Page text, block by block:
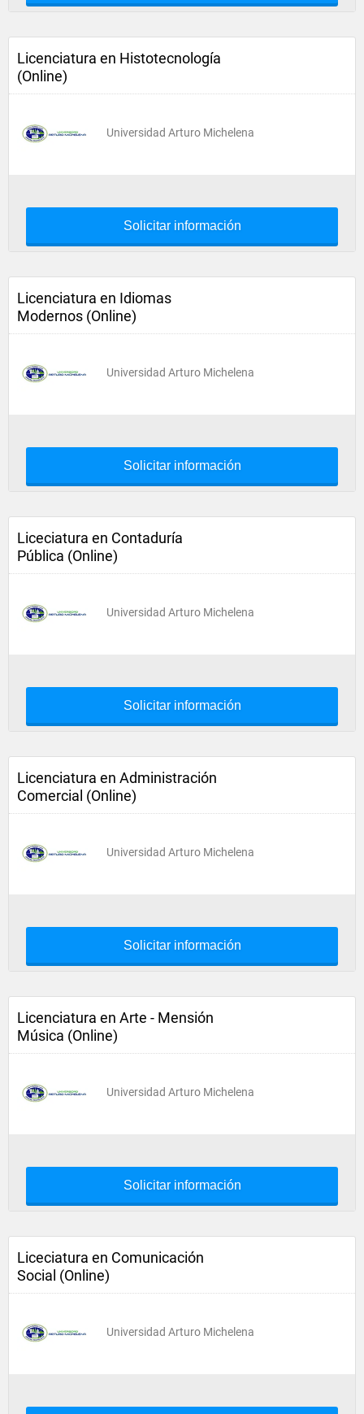
Licenciatura en Histotecnología
(Online)
Universidad Arturo Michelena
Solicitar información
Licenciatura en Idiomas
Modernos (Online)
Universidad Arturo Michelena
Solicitar información
Liceciatura en Contaduría
Pública (Online)
Universidad Arturo Michelena
Solicitar información
Licenciatura en Administración
Comercial (Online)
Universidad Arturo Michelena
Solicitar información
Licenciatura en Arte - Mensión
Música (Online)
Universidad Arturo Michelena
Solicitar información
Liceciatura en Comunicación
Social (Online)
Universidad Arturo Michelena